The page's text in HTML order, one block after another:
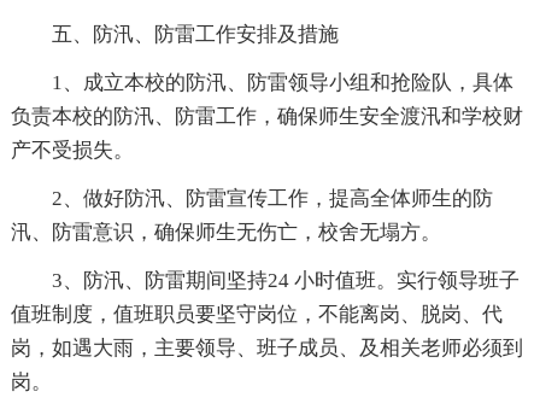
五、防汛、防雷工作安排及措施
1、成立本校的防汛、防雷领导小组和抢险队，具体
负责本校的防汛、防雷工作，确保师生安全渡汛和学校财
产不受损失。
2、做好防汛、防雷宣传工作，提高全体师生的防
汛、防雷意识，确保师生无伤亡，校舍无塌方。
3、防汛、防雷期间坚持24 小时值班。实行领导班子
值班制度，值班职员要坚守岗位，不能离岗、脱岗、代
岗，如遇大雨，主要领导、班子成员、及相关老师必须到
岗。